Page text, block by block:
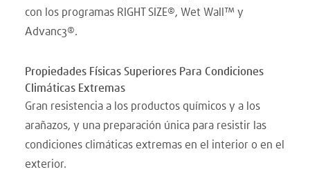
con los programas RIGHT SIZE®, Wet Wall™ y
Advanc3®.
Propiedades Físicas Superiores Para Condiciones
Climáticas Extremas
Gran resistencia a los productos químicos y a los
arañazos, y una preparación única para resistir las
condiciones climáticas extremas en el interior o en el
exterior.